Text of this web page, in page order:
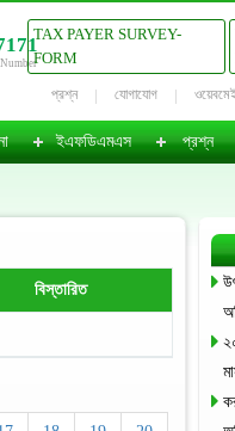
TAX PAYER SURVEY-
FORM
প্রশ্ন যোগাযোগ
ইএফডিএমএস প্রশ্ন
বিস্তারিত